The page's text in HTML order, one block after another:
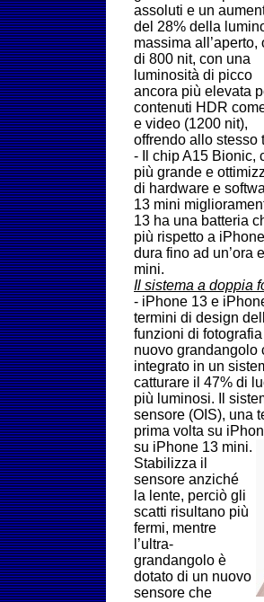
assoluti e un
del 28% della
massima all’aperto,
di 800 nit, con una
luminosità di picco
ancora più elevata
contenuti HDR
e video (1200 nit),
offrendo allo stesso
-
Il chip A15
più grande e
di hardware e
13 mini
13 ha una batteria
più rispetto a
dura fino ad un’ora
mini.
Il sistema a doppia
- iPhone 13 e
termini di design
funzioni di
nuovo grandangolo
integrato in un
catturare il 47% di
più luminosi. Il
sensore (OIS), una
prima volta su
su iPhone 13 mini.
Stabilizza il
sensore anziché
la lente, perciò gli
scatti risultano più
fermi, mentre
l’ultra-
grandangolo è
dotato di un nuovo
sensore che